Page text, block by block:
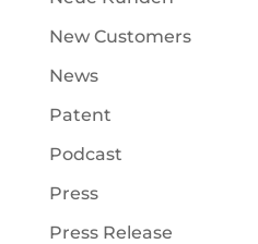
New Customers
News
Patent
Podcast
Press
Press Release